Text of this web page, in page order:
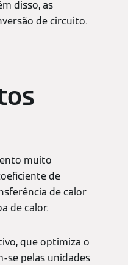
disso, as
de circuito.
muito
de
de calor
de calor.
que optimiza o
se pelas unidades